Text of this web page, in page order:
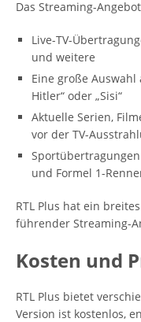
Das Streaming-
Live-TV-
und weitere
Eine große
Hitler“ oder „Sisi“
Aktuelle Serien,
vor der TV-
Sportübertragungen
und Formel 1-
RTL Plus hat ein
führender Streaming-
Kosten und
RTL Plus bietet
Version ist kostenlos,